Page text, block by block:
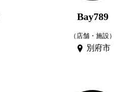
Bay789
（店舗・施設）
別府市